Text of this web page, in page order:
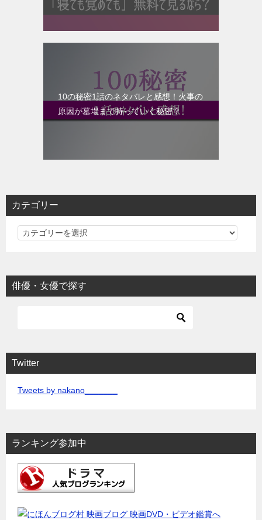
10の秘密1話のネタバレと感想！火事の
原因が墓場まで持っていく秘密？
カテゴリー
カ
リ
ー
俳優・女優で探す
Twitter
Tweets by nakano_______
ランキング参加中